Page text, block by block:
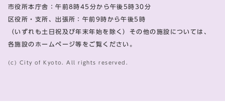
市役所本庁舎：午前8時45分から午後5時30分
区役所・支所、出張所：午前9時から午後5時
（いずれも土日祝及び年末年始を除く）その他の施設については、
各施設のホームページ等をご覧ください。
(c) City of Kyoto. All rights reserved.